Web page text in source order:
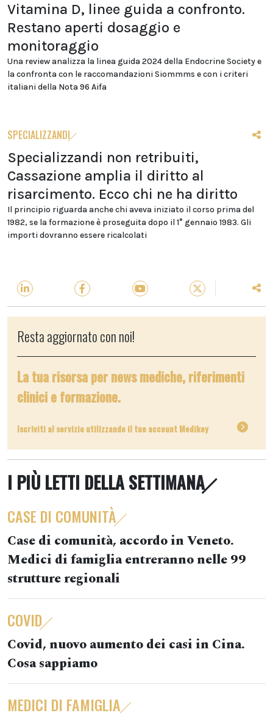
Vitamina D, linee guida a confronto.
Restano aperti dosaggio e
monitoraggio
Una review analizza la linea guida 2024 della Endocrine Society e
la confronta con le raccomandazioni Siommms e con i criteri
italiani della Nota 96 Aifa
SPECIALIZZANDI
Specializzandi non retribuiti,
Cassazione amplia il diritto al
risarcimento. Ecco chi ne ha diritto
Il principio riguarda anche chi aveva iniziato il corso prima del
1982, se la formazione è proseguita dopo il 1° gennaio 1983. Gli
importi dovranno essere ricalcolati
Resta aggiornato con noi!
La tua risorsa per news mediche, riferimenti
clinici e formazione.
Iscriviti al servizio utilizzando il tuo account Medikey
I PIÙ LETTI DELLA SETTIMANA
CASE DI COMUNITÀ
Case di comunità, accordo in Veneto.
Medici di famiglia entreranno nelle 99
strutture regionali
COVID
Covid, nuovo aumento dei casi in Cina.
Cosa sappiamo
MEDICI DI FAMIGLIA